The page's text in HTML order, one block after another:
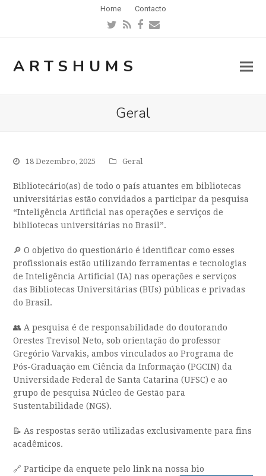
Home Contacto
Twitter
RSSFacebook
Email
ARTSHUMS
Geral
18 Dezembro, 2025 Geral
Bibliotecário(as) de todo o país atuantes em bibliotecas
universitárias estão convidados a participar da pesquisa
“Inteligência Artificial nas operações e serviços de
bibliotecas universitárias no Brasil”.
🔎 O objetivo do questionário é identificar como esses
profissionais estão utilizando ferramentas e tecnologias
de Inteligência Artificial (IA) nas operações e serviços
das Bibliotecas Universitárias (BUs) públicas e privadas
do Brasil.
👥 A pesquisa é de responsabilidade do doutorando
Orestes Trevisol Neto, sob orientação do professor
Gregório Varvakis, ambos vinculados ao Programa de
Pós-Graduação em Ciência da Informação (PGCIN) da
Universidade Federal de Santa Catarina (UFSC) e ao
grupo de pesquisa Núcleo de Gestão para
Sustentabilidade (NGS).
📝 As respostas serão utilizadas exclusivamente para fins
acadêmicos.
🔗 Participe da enquete pelo link na nossa bio